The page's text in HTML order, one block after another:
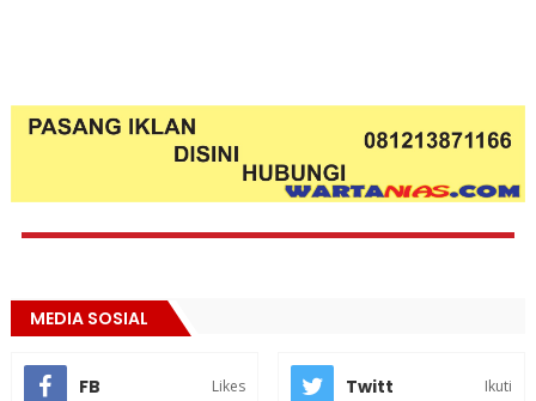
MEDIA SOSIAL
FB Likes Twitt Ikuti